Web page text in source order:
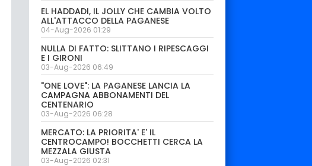
EL HADDADI, IL JOLLY CHE CAMBIA VOLTO
ALL'ATTACCO DELLA PAGANESE
04-Aug-2026 01:29
NULLA DI FATTO: SLITTANO I RIPESCAGGI
E I GIRONI
03-Aug-2026 06:49
"ONE LOVE": LA PAGANESE LANCIA LA
CAMPAGNA ABBONAMENTI DEL
CENTENARIO
03-Aug-2026 06:28
MERCATO: LA PRIORITA' E' IL
CENTROCAMPO! BOCCHETTI CERCA LA
MEZZALA GIUSTA
03-Aug-2026 02:31